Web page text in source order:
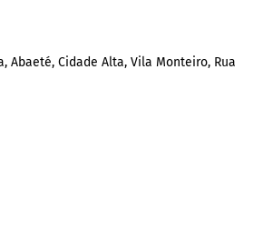
Abaeté, Cidade Alta, Vila Monteiro, Rua